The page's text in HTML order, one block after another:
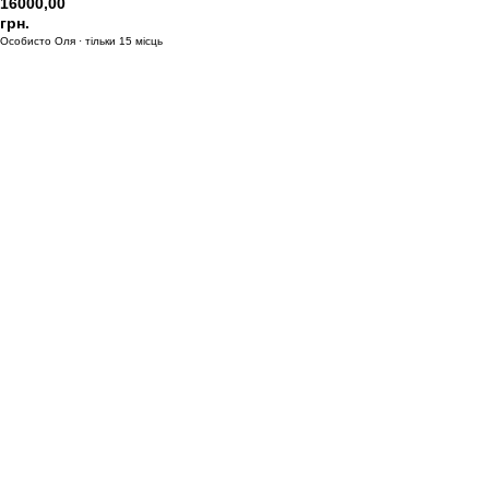
грн.
Особисто Оля · тільки 15 місць